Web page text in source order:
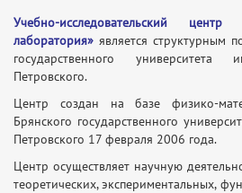
Учебно-исследовательский
лаборатория» является структурным
государственного
Петровского.
Центр создан на базе физико-
Брянского государственного
Петровского 17 февраля 2006 года.
Центр осуществляет научную
теоретических, экспериментальных,